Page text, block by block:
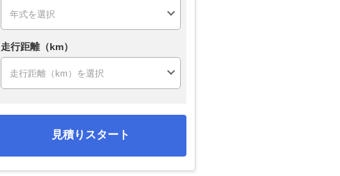
走行距離（km）
見積りスタート